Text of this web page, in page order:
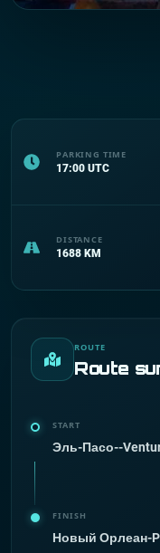
PARKING TIME
17:00 UTC
DISTANCE
1688 KM
ROUTE
Route
START
Эль-Пасо--
FINISH
Новый Орлеан-